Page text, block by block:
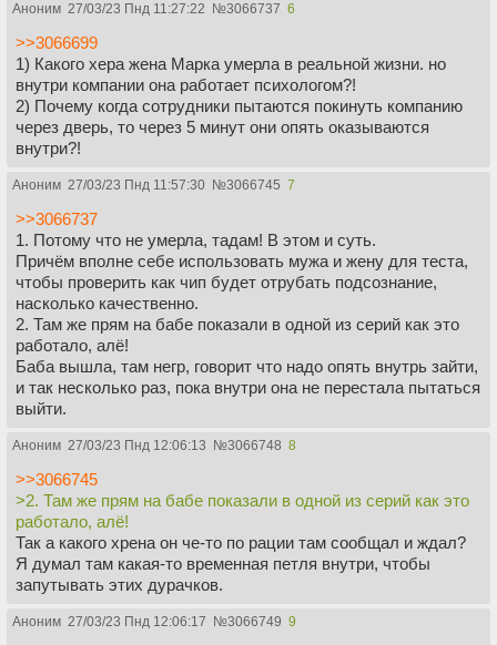
Аноним 27/03/23 Пнд 11:27:22 №3066737 6
>>3066699
1) Какого хера жена Марка умерла в реальной жизни. но
внутри компании она работает психологом?!
2) Почему когда сотрудники пытаются покинуть компанию
через дверь, то через 5 минут они опять оказываются
внутри?!
Аноним 27/03/23 Пнд 11:57:30 №3066745 7
>>3066737
1. Потому что не умерла, тадам! В этом и суть.
Причём вполне себе использовать мужа и жену для теста,
чтобы проверить как чип будет отрубать подсознание,
насколько качественно.
2. Там же прям на бабе показали в одной из серий как это
работало, алё!
Баба вышла, там негр, говорит что надо опять внутрь зайти,
и так несколько раз, пока внутри она не перестала пытаться
выйти.
Аноним 27/03/23 Пнд 12:06:13 №3066748 8
>>3066745
>2. Там же прям на бабе показали в одной из серий как это
работало, алё!
Так а какого хрена он че-то по рации там сообщал и ждал?
Я думал там какая-то временная петля внутри, чтобы
запутывать этих дурачков.
Аноним 27/03/23 Пнд 12:06:17 №3066749 9